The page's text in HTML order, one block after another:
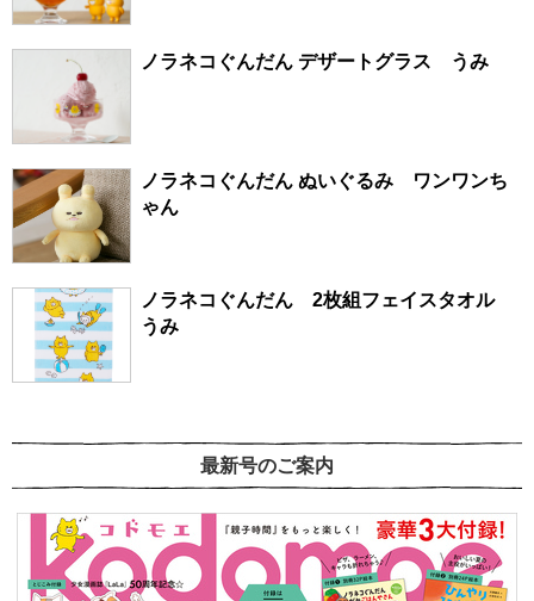
ノラネコぐんだん デザートグラス うみ
ノラネコぐんだん ぬいぐるみ ワンワンち
ゃん
ノラネコぐんだん 2枚組フェイスタオル
うみ
最新号のご案内